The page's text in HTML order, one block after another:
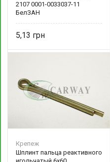
2107 0001-0033037-11
БелЗАН
5,13
Крепеж
Шплинт пальца реактивного